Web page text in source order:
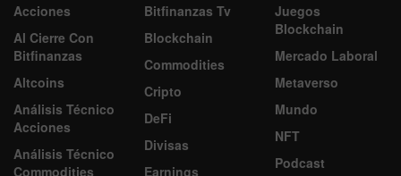
Acciones
Al Cierre Con
Bitfinanzas
Altcoins
Análisis Técnico
Acciones
Análisis Técnico
Commodities
Bitfinanzas Tv
Blockchain
Commodities
Cripto
DeFi
Divisas
Earnings
Juegos
Blockchain
Mercado Laboral
Metaverso
Mundo
NFT
Podcast